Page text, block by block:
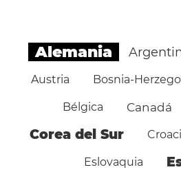
Alemania
Austria Bosnia-
Bélgica Canadá
Corea del Sur
Eslovaquia